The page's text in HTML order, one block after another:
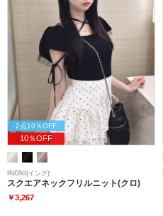
2点10％OFF
10％OFF
INGNI(イング)
スクエアネックフリルニット(クロ)
￥3,267